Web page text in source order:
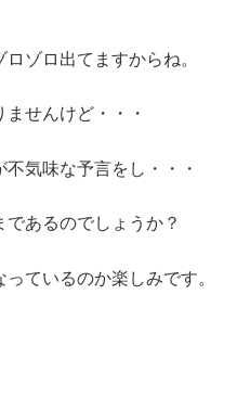
ゾロ出てますからね。
せんけど・・・
気味な予言をし・・・
あるのでしょうか？
ているのか楽しみです。